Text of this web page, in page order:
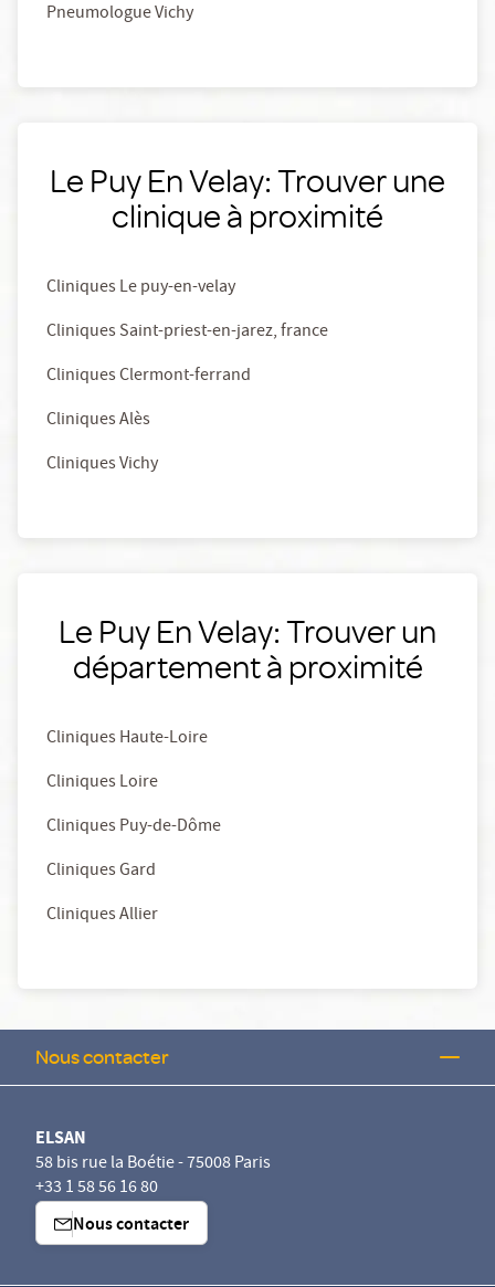
Pneumologue Vichy
Le Puy En Velay: Trouver une
clinique à proximité
Cliniques Le puy-en-velay
Cliniques Saint-priest-en-jarez, france
Cliniques Clermont-ferrand
Cliniques Alès
Cliniques Vichy
Le Puy En Velay: Trouver un
département à proximité
Cliniques Haute-Loire
Cliniques Loire
Cliniques Puy-de-Dôme
Cliniques Gard
Cliniques Allier
Nous contacter
ELSAN
58 bis rue la Boétie - 75008 Paris
+33 1 58 56 16 80
Nous contacter